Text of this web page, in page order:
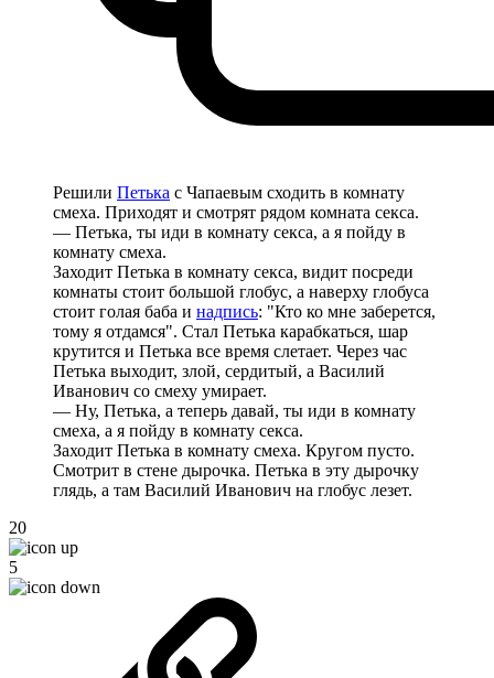
Решили Петька с Чапаевым сходить в комнату
смеха. Приходят и смотрят рядом комната секса.
— Петька, ты иди в комнату секса, а я пойду в
комнату смеха.
Заходит Петька в комнату секса, видит посреди
комнаты стоит большой глобус, а наверху глобуса
стоит голая баба и надпись: "Кто ко мне заберется,
тому я отдамся". Стал Петька карабкаться, шар
крутится и Петька все время слетает. Через час
Петька выходит, злой, сердитый, а Василий
Иванович со смеху умирает.
— Ну, Петька, а теперь давай, ты иди в комнату
смеха, а я пойду в комнату секса.
Заходит Петька в комнату смеха. Кругом пусто.
Смотрит в стене дырочка. Петька в эту дырочку
глядь, а там Василий Иванович на глобус лезет.
20
5